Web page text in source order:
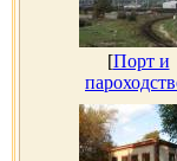
[Порт и